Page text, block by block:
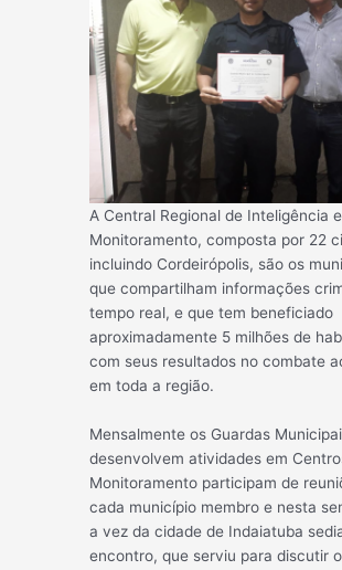
A Central Regional de Inteligência e
Monitoramento, composta por 22
incluindo Cordeirópolis, são os
que compartilham informações
tempo real, e que tem beneficiado
aproximadamente 5 milhões de
com seus resultados no combate
em toda a região.
Mensalmente os Guardas
desenvolvem atividades em
Monitoramento participam de
cada município membro e nesta
a vez da cidade de Indaiatuba
encontro, que serviu para discutir o